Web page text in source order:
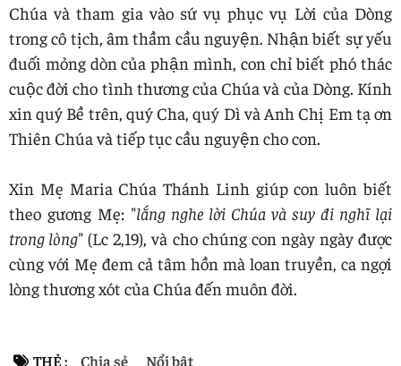
Chúa và tham gia vào sứ vụ phục vụ Lời của Dòng
trong cô tịch, âm thầm cầu nguyện. Nhận biết sự yếu
đuối mỏng dòn của phận mình, con chỉ biết phó thác
cuộc đời cho tình thương của Chúa và của Dòng. Kính
xin quý Bề trên, quý Cha, quý Dì và Anh Chị Em tạ ơn
Thiên Chúa và tiếp tục cầu nguyện cho con.
Xin Mẹ Maria Chúa Thánh Linh giúp con luôn biết
theo gương Mẹ: "lắng nghe lời Chúa và suy đi nghĩ lại
trong lòng" (Lc 2,19), và cho chúng con ngày ngày được
cùng với Mẹ đem cả tâm hồn mà loan truyền, ca ngợi
lòng thương xót của Chúa đến muôn đời.
THẺ : Chia sẻ Nổi bật